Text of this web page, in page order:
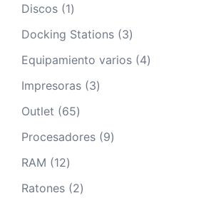
Discos 11
producto
Docking Stations 33
productos
Equipamiento varios 44
Impresoras 33
Outlet 6565
productos
Procesadores 99
RAM 1212
productos
Ratones 22